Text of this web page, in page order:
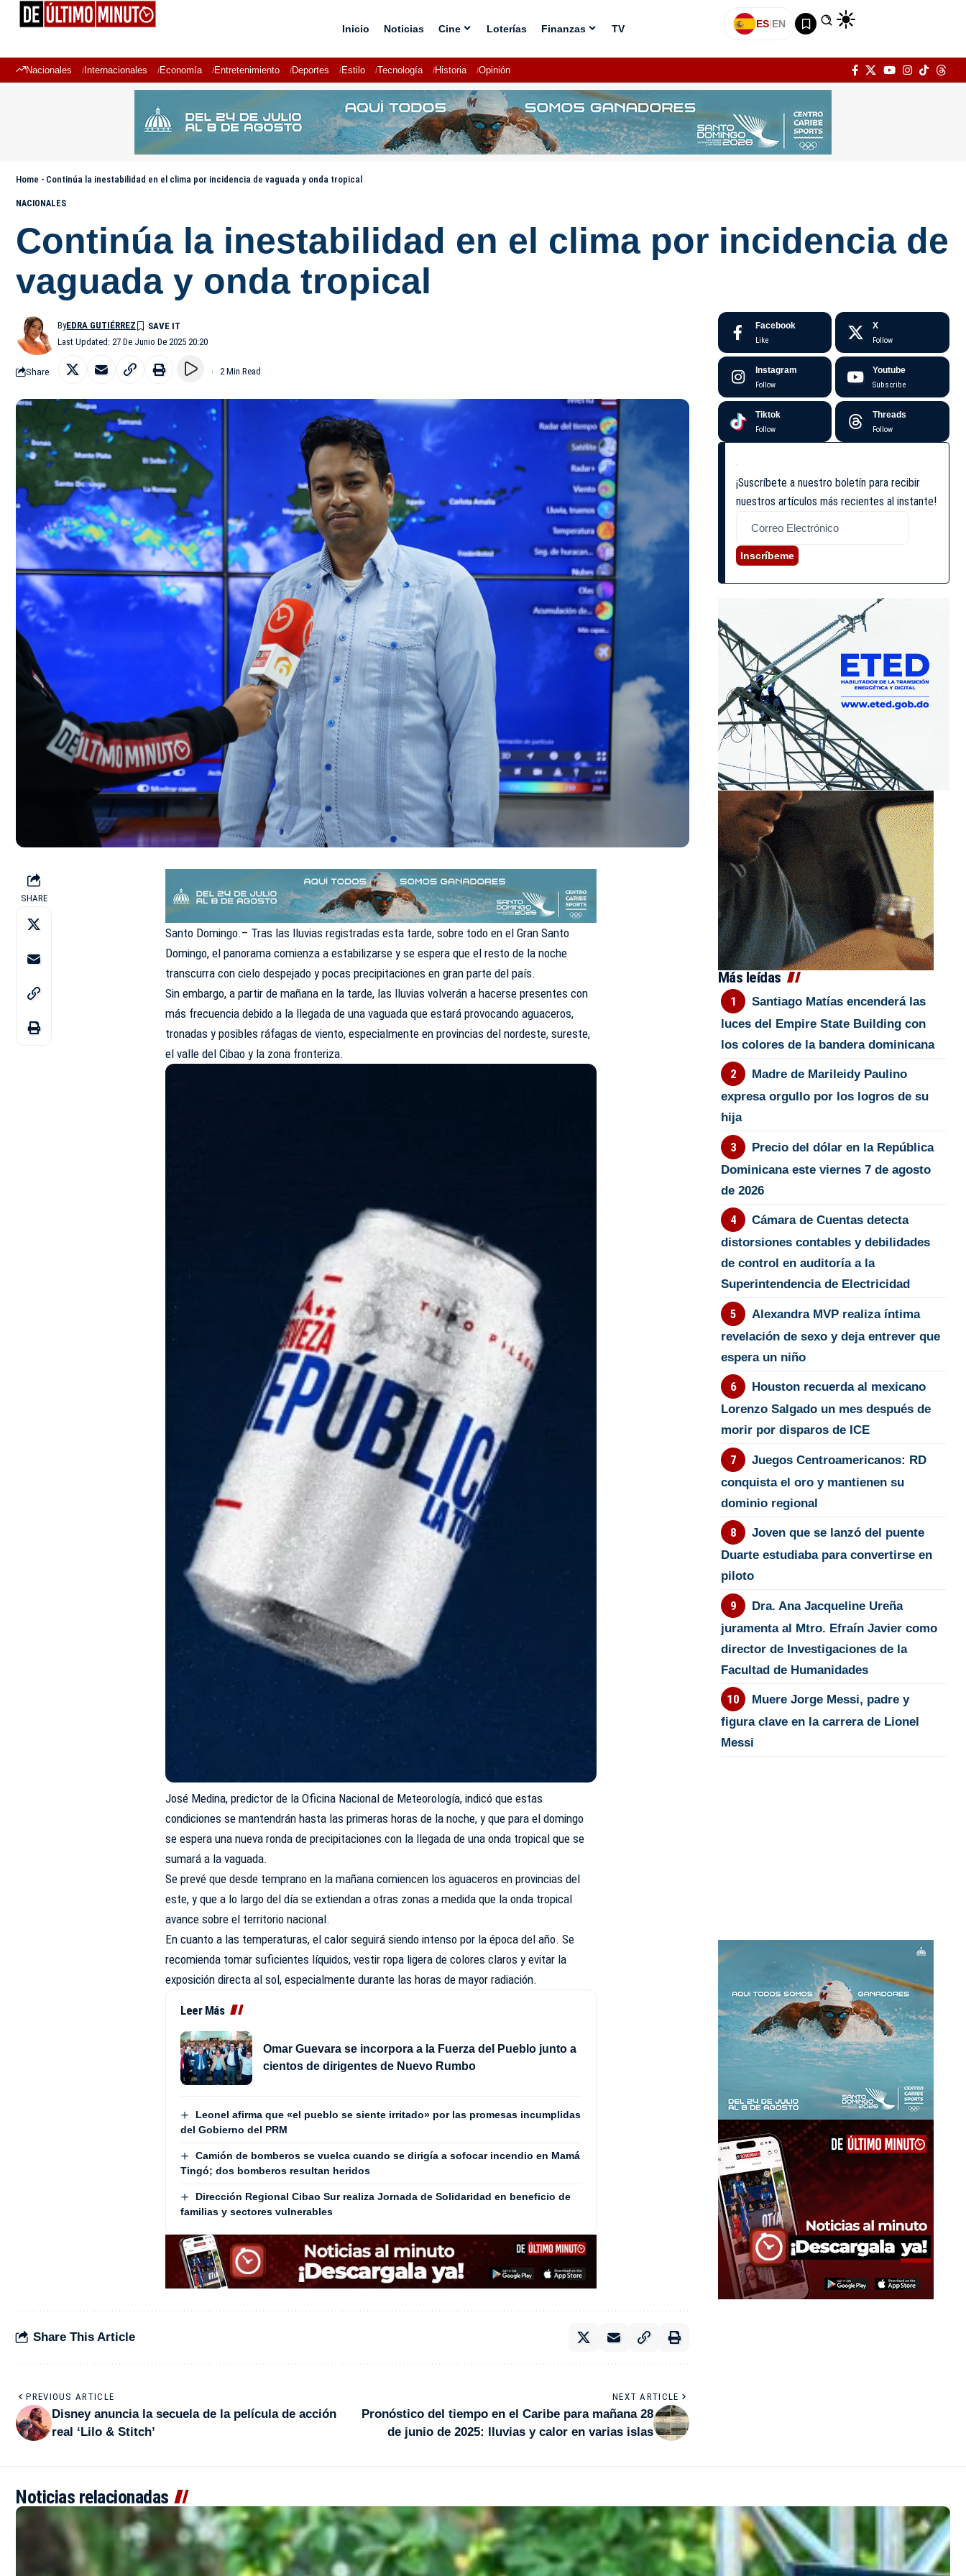
Inicio Noticias Cine Loterías Finanzas TV ES|EN
Nacionales Internacionales Economía Entretenimiento Deportes Estilo Tecnología Historia Opinión
Home - Continúa la inestabilidad en el clima por incidencia de vaguada y onda tropical
NACIONALES
Continúa la inestabilidad en el clima por incidencia de
vaguada y onda tropical
Last Updated: 27 De Junio De 2025 20:20
ByEDRA GUTIÉRREZ
Share 2 Min Read
SHARE
Santo Domingo.– Tras las lluvias registradas esta tarde, sobre todo en elGran Santo
Domingo, el panorama comienza a estabilizarse y se espera que el resto de la noche
transcurra con cielo despejado y pocas precipitaciones en gran parte del país.
Sin embargo, a partir de mañana en la tarde, las lluvias volverán a hacerse presentes con
más frecuencia debido a la llegada de una vaguada que estará provocando aguaceros,
tronadas y posibles ráfagas de viento, especialmente en provincias del nordeste, sureste,
el valle del Cibao y la zona fronteriza.
José Medina, predictor de la Oficina Nacional de Meteorología, indicó que estas
condiciones se mantendrán hasta las primeras horas de la noche, y que para el domingo
se espera una nueva ronda de precipitaciones con la llegada de una onda tropical que se
sumará a la vaguada.
Se prevé que desde temprano en la mañana comiencen los aguaceros en provincias del
este, y que a lo largo del día se extiendan a otras zonas a medida que la onda tropical
avance sobre el territorio nacional.
En cuanto a las temperaturas, el calor seguirá siendo intenso por la época del año. Se
recomienda tomar suficientes líquidos, vestir ropa ligera de colores claros y evitar la
exposición directa al sol, especialmente durante las horas de mayor radiación.
Leer Más
Omar Guevara se incorpora a la Fuerza del Pueblo junto a
cientos de dirigentes de Nuevo Rumbo
Leonel afirma que «el pueblo se siente irritado» por las promesas incumplidas
del Gobierno del PRM
Camión de bomberos se vuelca cuando se dirigía a sofocar incendio en Mamá
Tingó; dos bomberos resultan heridos
Dirección Regional Cibao Sur realiza Jornada de Solidaridad en beneficio de
familias y sectores vulnerables
Share This Article
PREVIOUS ARTICLE
Disney anuncia la secuela de la película de acción
real ‘Lilo & Stitch’
NEXT ARTICLE
Pronóstico del tiempo en el Caribe para mañana 28
de junio de 2025: lluvias y calor en varias islas
Facebook
Like
X
Follow
Instagram
Follow
Youtube
Subscribe
Tiktok
Follow
Threads
Follow
¡Suscríbete a nuestro boletín para recibir
nuestros artículos más recientes al instante!
Inscríbeme
Más leídas
Santiago Matías encenderá las
luces del Empire State Building con
los colores de la bandera dominicana
Madre de Marileidy Paulino
expresa orgullo por los logros de su
hija
Precio del dólar en la República
Dominicana este viernes 7 de agosto
de 2026
Cámara de Cuentas detecta
distorsiones contables y debilidades
de control en auditoría a la
Superintendencia de Electricidad
Alexandra MVP realiza íntima
revelación de sexo y deja entrever que
espera un niño
Houston recuerda al mexicano
Lorenzo Salgado un mes después de
morir por disparos de ICE
Juegos Centroamericanos: RD
conquista el oro y mantienen su
dominio regional
Joven que se lanzó del puente
Duarte estudiaba para convertirse en
piloto
Dra. Ana Jacqueline Ureña
juramenta al Mtro. Efraín Javier como
director de Investigaciones de la
Facultad de Humanidades
Muere Jorge Messi, padre y
figura clave en la carrera de Lionel
Messi
Noticias relacionadas